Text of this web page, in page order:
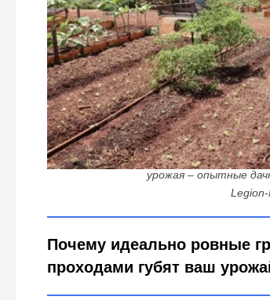
Вот почему нельзя выравнивать
урожая – опытные
Почему идеально ровные
проходами губят ваш